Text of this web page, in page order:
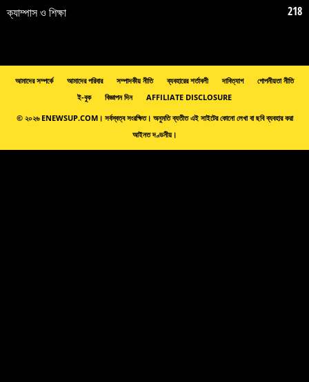
ক্যাম্পাস ও শিক্ষা
218
আমাদের সম্পর্কে আমাদের পরিবার সম্পাদকীয় নীতি ব্যবহারের শর্তাবলী দাবিত্যাগ
গোপনীয়তা নীতি
ই-বুক
বিজ্ঞাপন দিন
AFFILIATE DISCLOSURE
© ২০২৬ ENEWSUP.COM। সর্বস্বত্ব সংরক্ষিত। অনুমতি ব্যতীত এই সাইটের কোনো লেখা বা ছবি ব্যবহার করা
আইনত দণ্ডনীয়।